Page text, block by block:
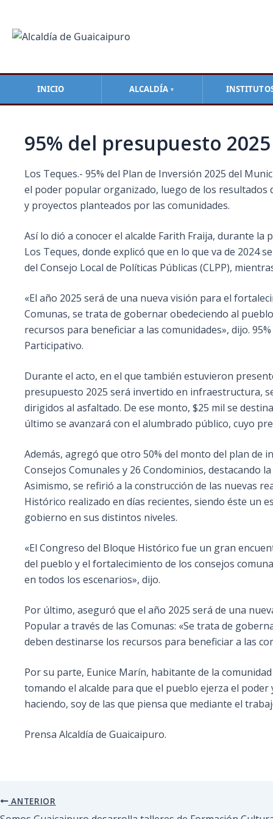
INICIO ALCALDÍA ▼
contenido
95% del presupuesto
Los Teques.- 95% del Plan de Inversión 2025 del
el poder popular organizado, luego de los resultados
y proyectos planteados por las comunidades.
Así lo dió a conocer el alcalde Farith Fraija, durante
Los Teques, donde explicó que en lo que va de 2024
del Consejo Local de Políticas Públicas (CLPP),
«El año 2025 será de una nueva visión para el
Comunas, se trata de gobernar obedeciendo al
recursos para beneficiar a las comunidades», dijo.
Participativo.
Durante el acto, en el que también estuvieron
presupuesto 2025 será invertido en infraestructura,
dirigidos al asfaltado. De ese monto, $25 mil se
último se avanzará con el alumbrado público, cuyo
Además, agregó que otro 50% del monto del plan de
Consejos Comunales y 26 Condominios,
Asimismo, se refirió a la construcción de las nuevas
Histórico realizado en días recientes, siendo éste un
gobierno en sus distintos niveles.
«El Congreso del Bloque Histórico fue un gran
del pueblo y el fortalecimiento de los consejos
en todos los escenarios», dijo.
Por último, aseguró que el año 2025 será de una
Popular a través de las Comunas: «Se trata de
deben destinarse los recursos para beneficiar a las
Por su parte, Eunice Marín, habitante de la
tomando el alcalde para que el pueblo ejerza el
haciendo, soy de las que piensa que mediante el
Prensa Alcaldía de Guaicaipuro.
entradas
ANTERIOR